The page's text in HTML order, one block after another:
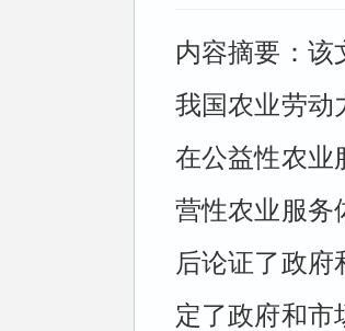
内容摘要： 该
我国农业劳动
在公益性农业
营性农业服务
后论证了政府
定了政府和市